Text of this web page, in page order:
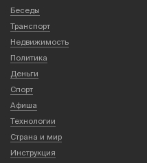
Беседы
Транспорт
Недвижимость
Политика
Деньги
Спорт
Афиша
Технологии
Страна и мир
Инструкция